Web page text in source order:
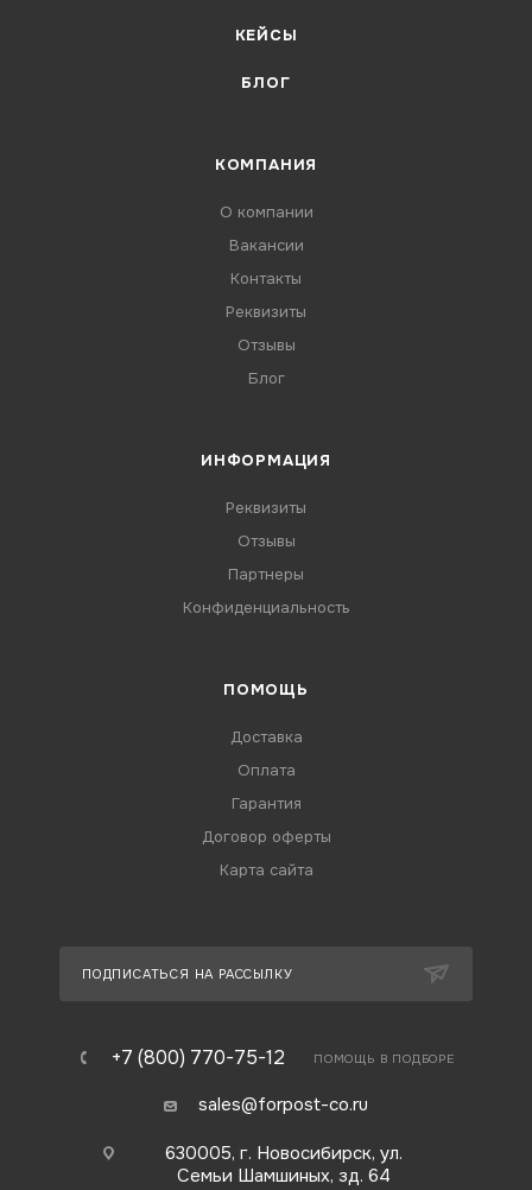
КЕЙСЫ
БЛОГ
КОМПАНИЯ
О компании
Вакансии
Контакты
Реквизиты
Отзывы
Блог
ИНФОРМАЦИЯ
Реквизиты
Отзывы
Партнеры
Конфиденциальность
ПОМОЩЬ
Доставка
Оплата
Гарантия
Договор оферты
Карта сайта
ПОДПИСАТЬСЯ НА РАССЫЛКУ
+7 (800) 770-75-12 ПОМОЩЬ В ПОДБОРЕ
sales@forpost-co.ru
630005, г. Новосибирск, ул.
Семьи Шамшиных, зд. 64